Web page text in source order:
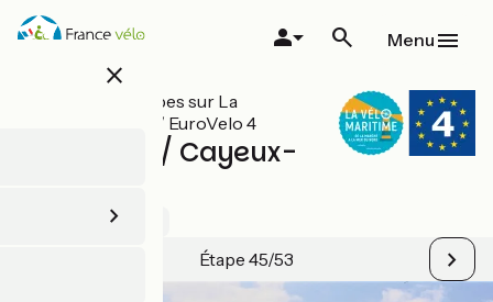
Aller
au
close
Menu
Toutes les étapes sur La
Vélomaritime / EuroVelo 4
Le Tréport / Cayeux-
Voir 1 avis
Étape 45/53